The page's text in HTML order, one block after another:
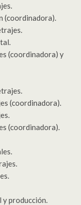
(coordinadora).
(coordinadora) y
(coordinadora).
(coordinadora).
y producción.